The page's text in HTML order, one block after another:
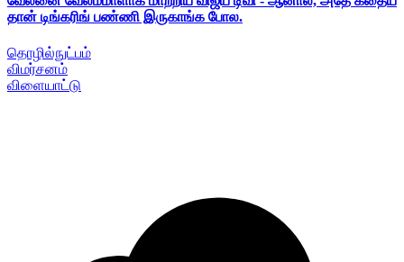
தான் டிங்கரிங் பண்ணி இருகாங்க போல.
தொழில்நுட்பம்
விமர்சனம்
விளையாட்டு